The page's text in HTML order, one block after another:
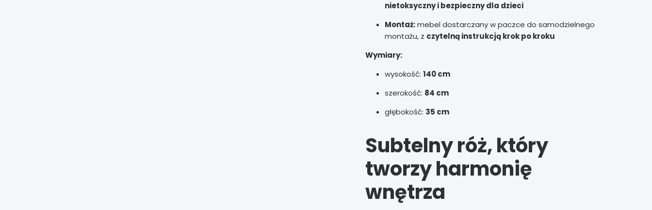
nietoksyczny i bezpieczny dla dzieci
Montaż:mebel dostarczany w paczce do samodzielnego
montażu, z czytelną instrukcją krok po kroku
Wymiary:
wysokość: 140 cm
szerokość: 84 cm
głębokość: 35 cm
Subtelny róż, który
tworzy harmonię
wnętrza